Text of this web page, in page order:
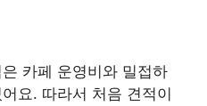
카페 운영비와 밀접하
요. 따라서 처음 견적이